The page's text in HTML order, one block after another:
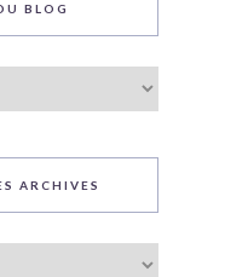
BLOG
ARCHIVES